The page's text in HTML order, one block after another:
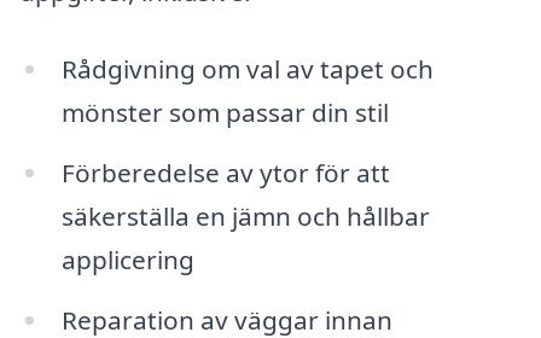
Rådgivning om val av tapet och
mönster som passar din stil
Förberedelse av ytor för att
säkerställa en jämn och hållbar
applicering
Reparation av väggar innan